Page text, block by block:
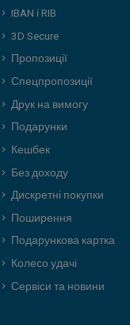
IBAN і RIB
3D Secure
Пропозиції
Спецпропозиції
Друк на вимогу
Подарунки
Кешбек
Без доходу
Дискретні покупки
Поширення
Подарункова картка
Колесо удачі
Сервіси та новини